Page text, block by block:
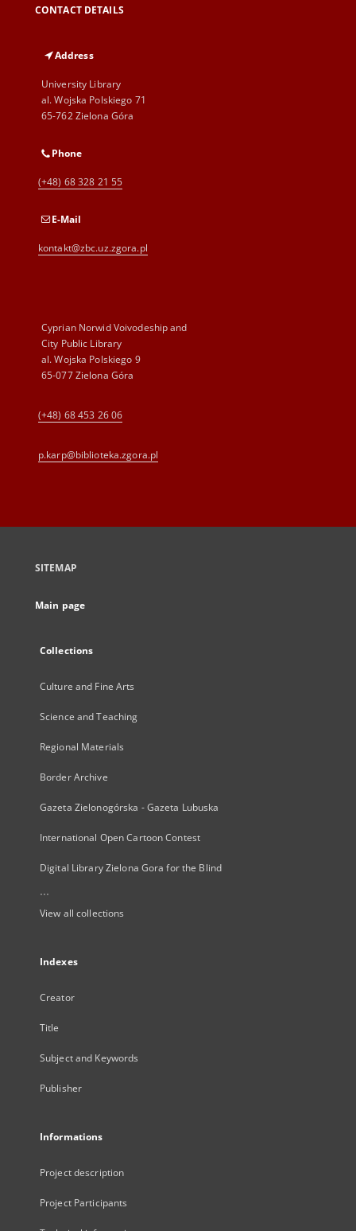
CONTACT DETAILS
Address
University Library
al. Wojska Polskiego 71
65-762 Zielona Góra
Phone
(+48) 68 328 21 55
E-Mail
kontakt@zbc.uz.zgora.pl
Cyprian Norwid Voivodeship and
City Public Library
al. Wojska Polskiego 9
65-077 Zielona Góra
(+48) 68 453 26 06
p.karp@biblioteka.zgora.pl
SITEMAP
Main page
Collections
Culture and Fine Arts
Science and Teaching
Regional Materials
Border Archive
Gazeta Zielonogórska - Gazeta Lubuska
International Open Cartoon Contest
Digital Library Zielona Gora for the Blind
...
View all collections
Indexes
Creator
Title
Subject and Keywords
Publisher
Informations
Project description
Project Participants